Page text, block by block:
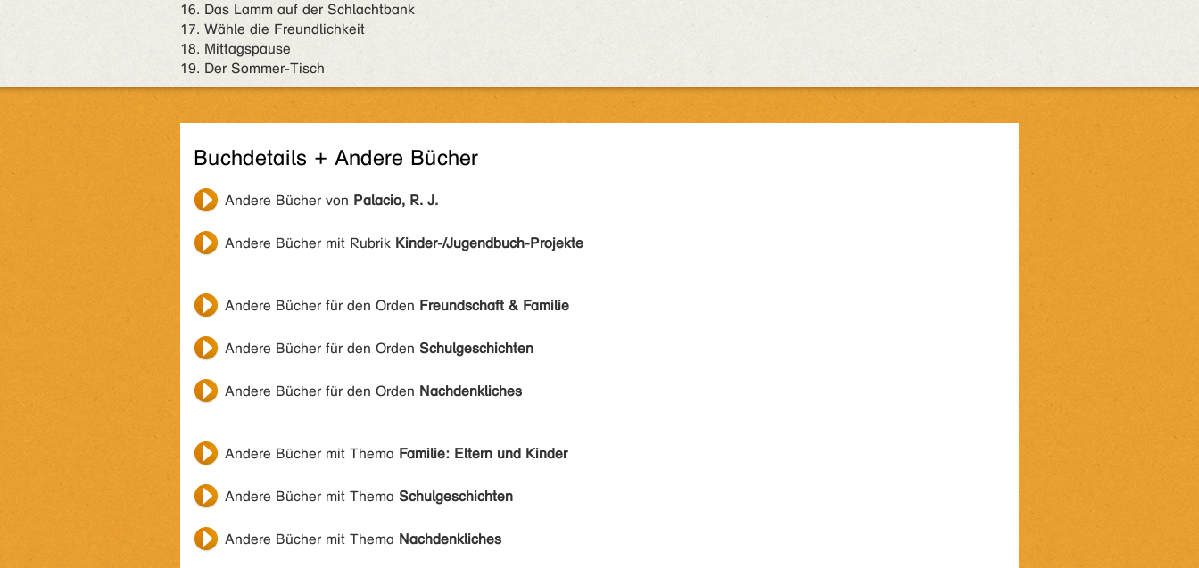
16. Das Lamm auf der Schlachtbank
17. Wähle die Freundlichkeit
18. Mittagspause
19. Der Sommer-Tisch
Buchdetails + Andere Bücher
Andere Bücher von Palacio, R. J.
Andere Bücher mit Rubrik Kinder-/Jugendbuch-Projekte
Andere Bücher für den Orden Freundschaft & Familie
Andere Bücher für den Orden Schulgeschichten
Andere Bücher für den Orden Nachdenkliches
Andere Bücher mit Thema Familie: Eltern und Kinder
Andere Bücher mit Thema Schulgeschichten
Andere Bücher mit Thema Nachdenkliches